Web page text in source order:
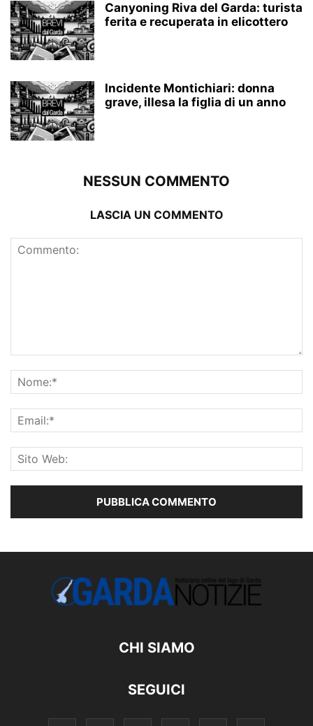
Canyoning Riva del Garda: turista
ferita e recuperata in elicottero
Incidente Montichiari: donna
grave, illesa la figlia di un anno
NESSUN COMMENTO
LASCIA UN COMMENTO
CHI SIAMO
SEGUICI